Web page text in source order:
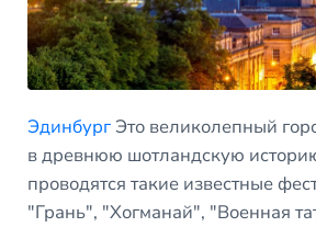
ЭдинбургЭто великолепный
в древнюю шотландскую
проводятся такие известные
"Грань", "Хогманай", "Военная